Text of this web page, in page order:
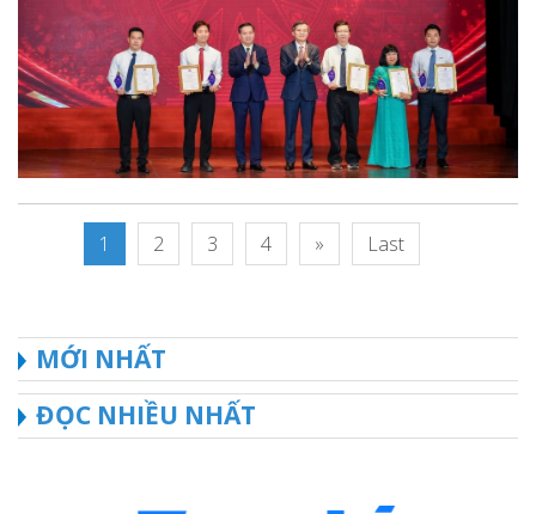
1 2 3 4 » Last
MỚI NHẤT
ĐỌC NHIỀU NHẤT